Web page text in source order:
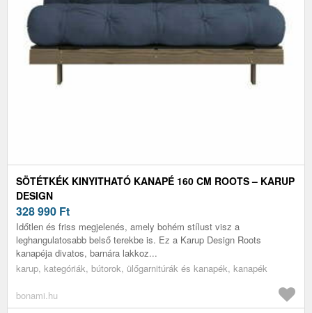
SÖTÉTKÉK KINYITHATÓ KANAPÉ 160 CM ROOTS – KARUP
DESIGN
328 990 Ft
Időtlen és friss megjelenés, amely bohém stílust visz a
leghangulatosabb belső terekbe is. Ez a Karup Design Roots
kanapéja divatos, barnára lakkoz...
karup, kategóriák, bútorok, ülőgarnitúrák és kanapék, kanapék
bonami.hu